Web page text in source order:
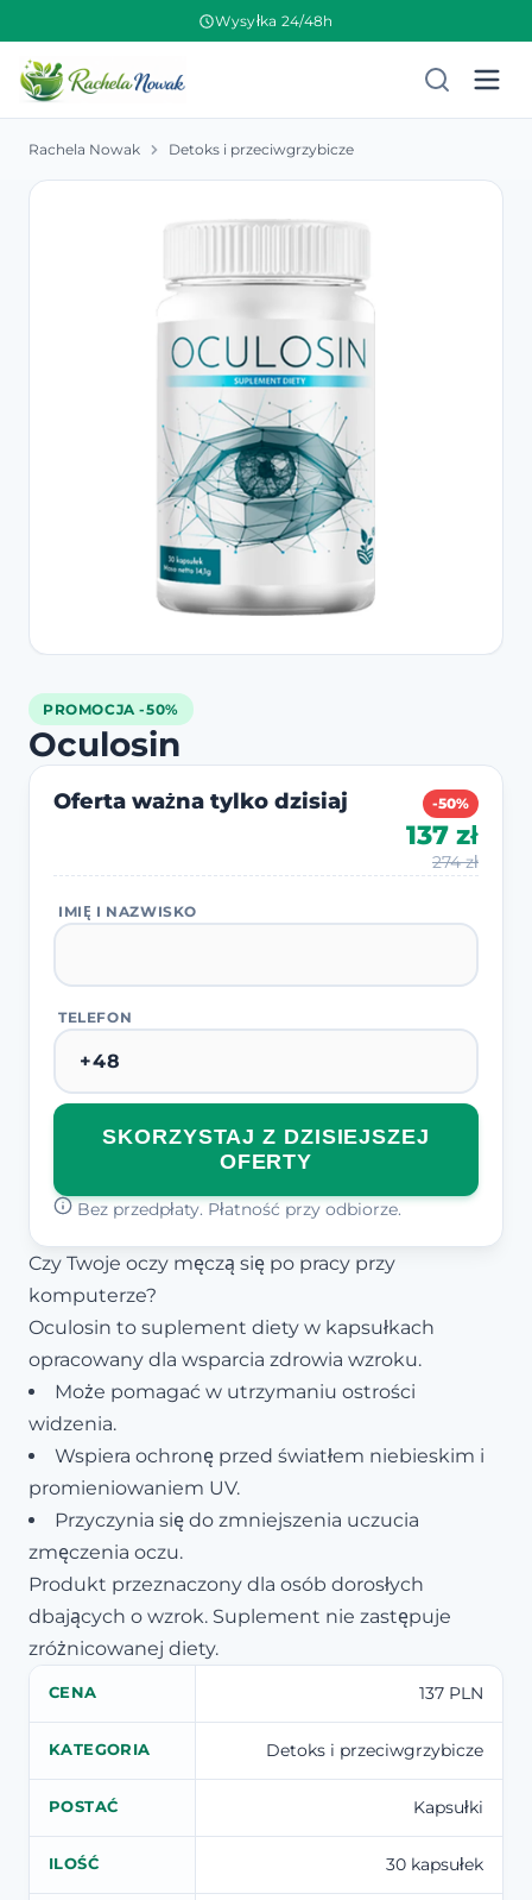
Wysyłka 24/48h
Rachela Nowak Detoks i przeciwgrzybicze
PROMOCJA -50%
Oculosin
Oferta ważna tylko dzisiaj -50%
137 zł
274 zł
IMIĘ I NAZWISKO
TELEFON
SKORZYSTAJ Z DZISIEJSZEJ
OFERTY
Bez przedpłaty. Płatność przy odbiorze.
Czy Twoje oczy męczą się po pracy przy
komputerze?
Oculosin to suplement diety w kapsułkach
opracowany dla wsparcia zdrowia wzroku.
Może pomagać w utrzymaniu ostrości
widzenia.
Wspiera ochronę przed światłem niebieskim i
promieniowaniem UV.
Przyczynia się do zmniejszenia uczucia
zmęczenia oczu.
Produkt przeznaczony dla osób dorosłych
dbających o wzrok. Suplement nie zastępuje
zróżnicowanej diety.
CENA 137 PLN
KATEGORIA Detoks i przeciwgrzybicze
POSTAĆ Kapsułki
ILOŚĆ 30 kapsułek